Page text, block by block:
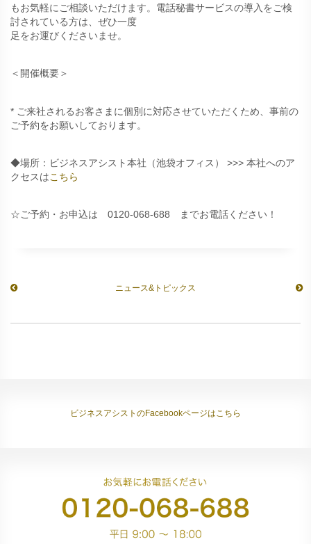
もお気軽にご相談いただけます。電話秘書サービスの導入をご検
討されている方は、ぜひ一度
足をお運びくださいませ。
＜開催概要＞
* ご来社されるお客さまに個別に対応させていただくため、事前の
ご予約をお願いしております。
◆場所：ビジネスアシスト本社（池袋オフィス） >>> 本社へのア
クセスはこちら
☆ご予約・お申込は 0120-068-688 までお電話ください！
ニュース&トピックス
ビジネスアシストのFacebookページはこちら